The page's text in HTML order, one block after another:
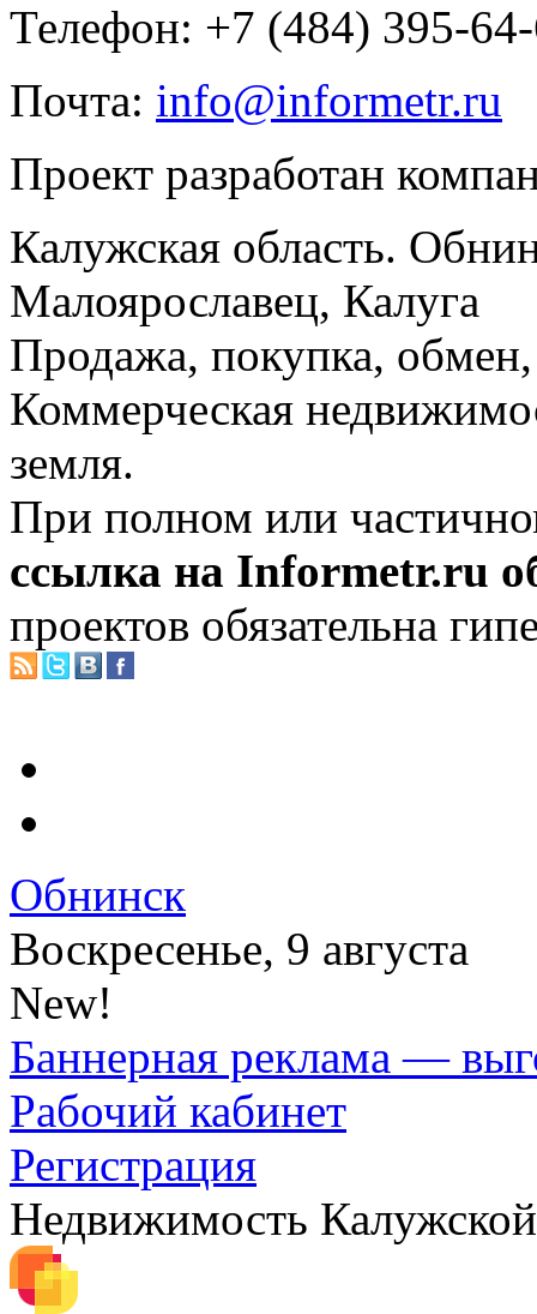
Телефон: +7 (484) 395-
Почта: info@informetr.ru
Проект разработан
Калужская область.
Малоярославец, Калуга
Продажа, покупка, обмен,
Коммерческая
земля.
При полном или
ссылка на Informetr.ru
проектов обязательна
Обнинск
Воскресенье, 9 августа
New!
Баннерная реклама —
Рабочий кабинет
Регистрация
Недвижимость